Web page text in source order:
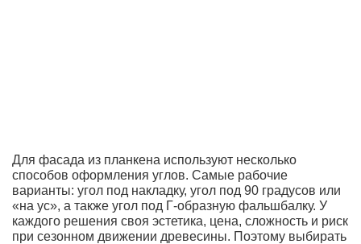
Для фасада из планкена используют несколько
способов оформления углов. Самые рабочие
варианты: угол под накладку, угол под 90 градусов или
«на ус», а также угол под Г-образную фальшбалку. У
каждого решения своя эстетика, цена, сложность и риск
при сезонном движении древесины. Поэтому выбирать